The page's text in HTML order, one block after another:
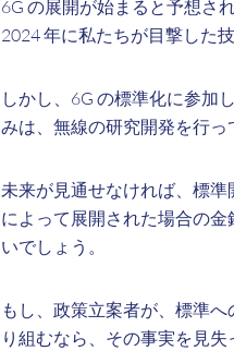
6G の展開が始まると予想さ
2024 年に私たちが目撃した
しかし、6G の標準化に参加
みは、無線の研究開発を行っ
未来が見通せなければ、標
によって展開された場合の
いでしょう。
もし、政策立案者が、標準
り組むなら、その事実を見失